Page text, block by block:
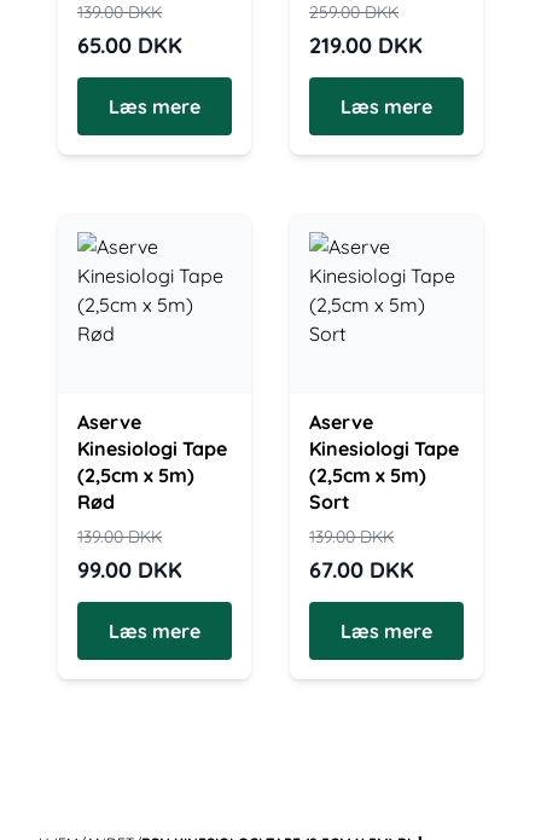
139.00DKK
65.00 DKK
Læs mere
259.00DKK
219.00 DKK
Læs mere
Aserve
Kinesiologi Tape
(2,5cm x 5m)
Rød
139.00DKK
99.00 DKK
Læs mere
Aserve
Kinesiologi Tape
(2,5cm x 5m)
Sort
139.00DKK
67.00 DKK
Læs mere